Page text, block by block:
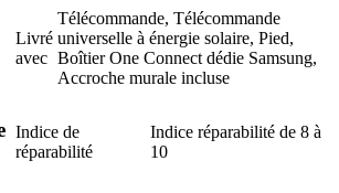
Livré
avec
Télécommande, Télécommande
universelle à énergie solaire, Pied,
Boîtier One Connect dédie Samsung,
Accroche murale incluse
Indice de
réparabilité
Indice réparabilité de 8 à
10